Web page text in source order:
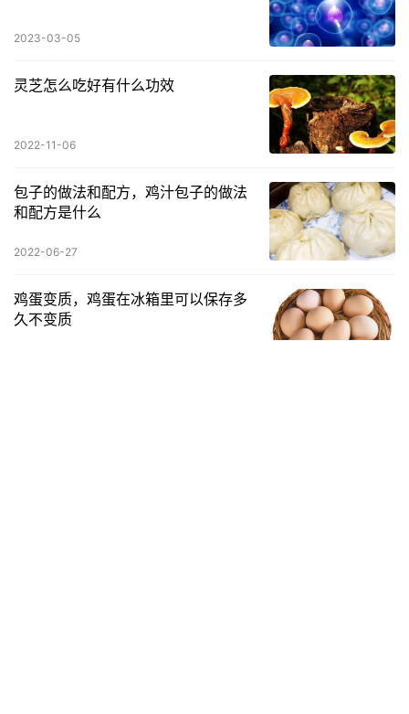
2023-03-05
灵芝怎么吃好有什么功效
2022-11-06
包子的做法和配方，鸡汁包子的做法
和配方是什么
2022-06-27
鸡蛋变质，鸡蛋在冰箱里可以保存多
久不变质